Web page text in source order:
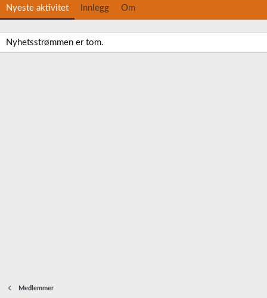
Nyeste aktivitet Innlegg Om
Nyhetsstrømmen er tom.
Medlemmer